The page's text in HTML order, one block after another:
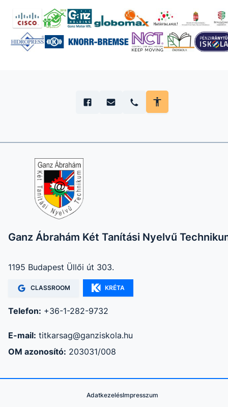
Ganz Ábrahám Két Tanítási Nyelvű
1195 Budapest Üllői út 303.
CLASSROOM KRÉTA
Telefon: +36-1-282-9732
E-mail: titkarsag@ganziskola.hu
OM azonosító: 203031/008
AdatkezelésImpresszum